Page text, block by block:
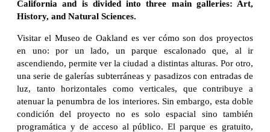
California and is divided into three main galleries: Art,
History, and Natural Sciences.
Visitar el Museo de Oakland es ver cómo son dos proyectos
en uno: por un lado, un parque escalonado que, al ir
ascendiendo, permite ver la ciudad a distintas alturas. Por otro,
una serie de galerías subterráneas y pasadizos con entradas de
luz, tanto horizontales como verticales, que contribuye a
atenuar la penumbra de los interiores. Sin embargo, esta doble
condición del proyecto no es solo espacial sino también
programática y de acceso al público. El parque es gratuito,